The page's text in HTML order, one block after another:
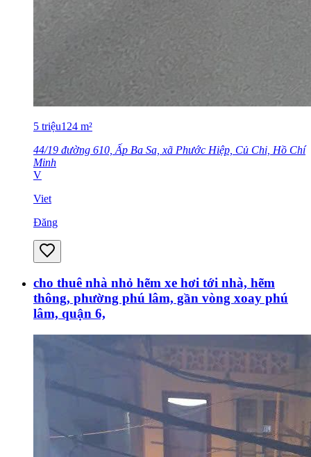
5 triệu124 m²
44/19 đường 610, Ấp Ba Sa, xã Phước Hiệp, Củ Chi, Hồ Chí
Minh
V
Viet
Đăng
cho thuê nhà nhỏ hẽm xe hơi tới nhà, hẽm
thông, phường phú lâm, gần vòng xoay phú
lâm, quận 6,